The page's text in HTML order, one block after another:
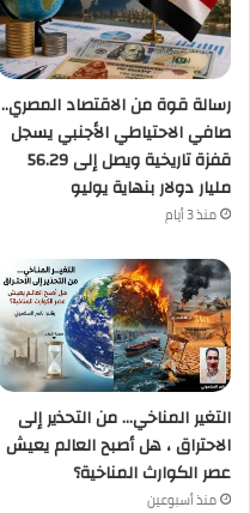
رسالة قوة من الاقتصاد المصري..
صافي الاحتياطي الأجنبي يسجل
قفزة تاريخية ويصل إلى 56.29
مليار دولار بنهاية يوليو
منذ 3 أيام
التغير المناخي… من التحذير إلى
الاحتراق ، هل أصبح العالم يعيش
عصر الكوارث المناخية؟
منذ أسبوعين